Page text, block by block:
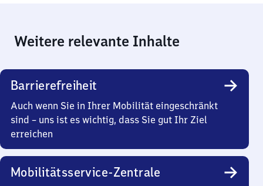
Weitere relevante Inhalte
Barrierefreiheit
Auch wenn Sie in Ihrer Mobilität eingeschränkt
sind – uns ist es wichtig, dass Sie gut Ihr Ziel
erreichen
Mobilitätsservice-Zentrale